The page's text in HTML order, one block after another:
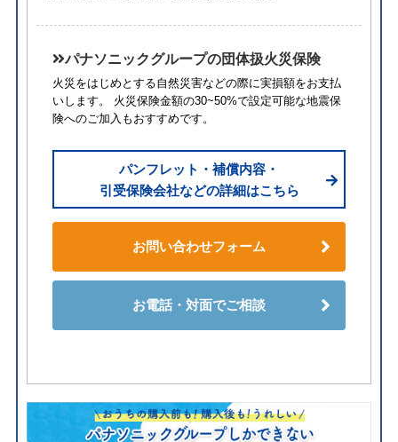
パナソニックグループの団体扱火災保険
火災をはじめとする自然災害などの際に実損額をお支払
いします。 火災保険金額の30~50%で設定可能な地震保
険へのご加入もおすすめです。
パンフレット・補償内容・
引受保険会社などの詳細はこちら
お問い合わせフォーム
お電話・対面でご相談